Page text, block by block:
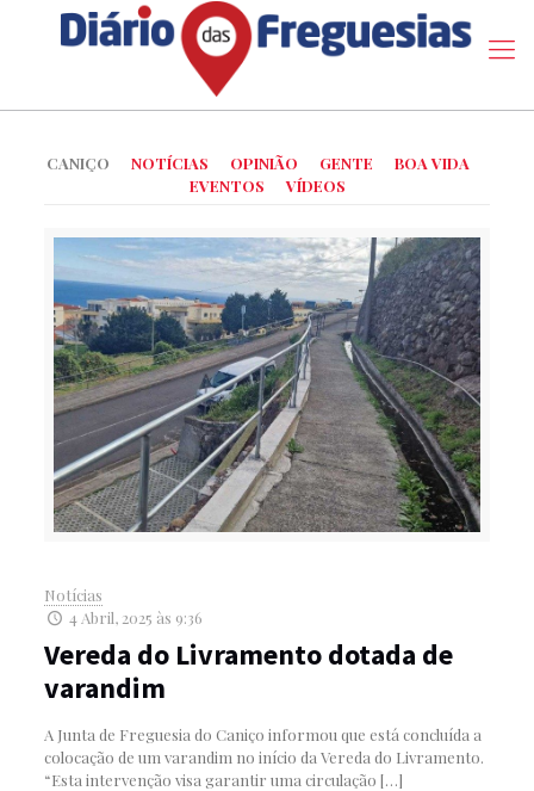
CANIÇO NOTÍCIAS OPINIÃO GENTE
BOA VIDA
EVENTOS
VÍDEOS
Notícias
4 Abril, 2025 às 9:36
Vereda do Livramento dotada de
varandim
A Junta de Freguesia do Caniço informou que está concluída a
colocação de um varandim no início da Vereda do Livramento.
“Esta intervenção visa garantir uma circulação […]